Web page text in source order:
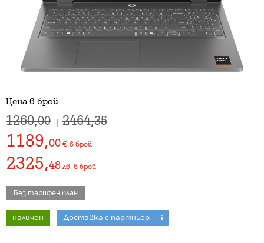
Цена в брой:
1260,00 | 2464,35
1189,00 € в брой
2325,48 лв. в брой
Без тарифен план
наличен Доставка с партньор i